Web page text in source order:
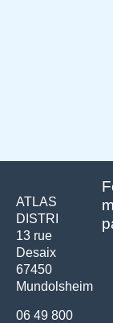
ATLAS
DISTRI
13 rue
Desaix
67450
Mundolsheim
06 49 800